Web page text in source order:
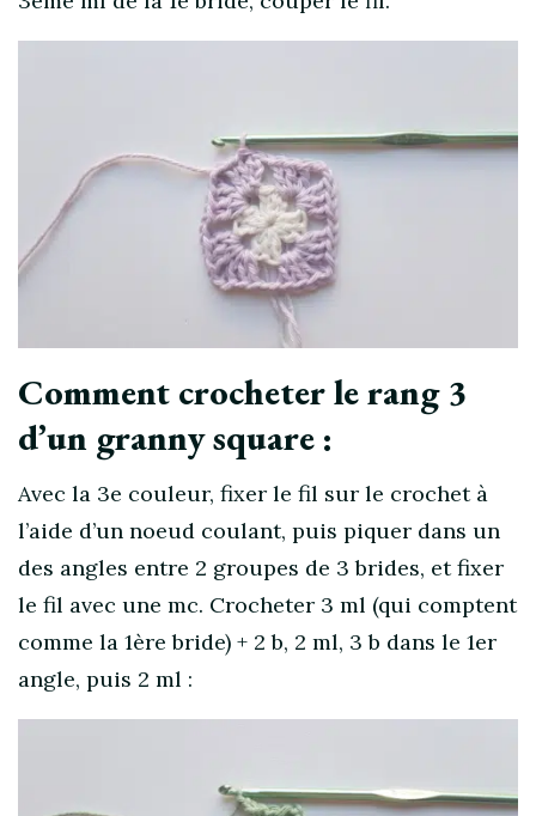
Comment crocheter le rang 3
d’un granny square :
Avec la 3e couleur, fixer le fil sur le crochet à
l’aide d’un noeud coulant, puis piquer dans un
des angles entre 2 groupes de 3 brides, et fixer
le fil avec une mc. Crocheter 3 ml (qui comptent
comme la 1ère bride) + 2 b, 2 ml, 3 b dans le 1er
angle, puis 2 ml :